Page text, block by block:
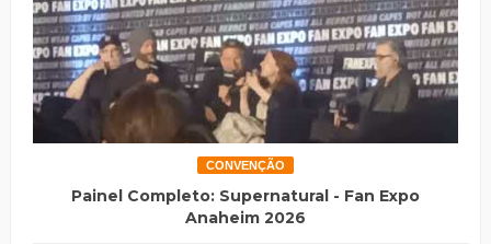
CONVENÇÃO
Painel Completo: Supernatural - Fan Expo
Anaheim 2026